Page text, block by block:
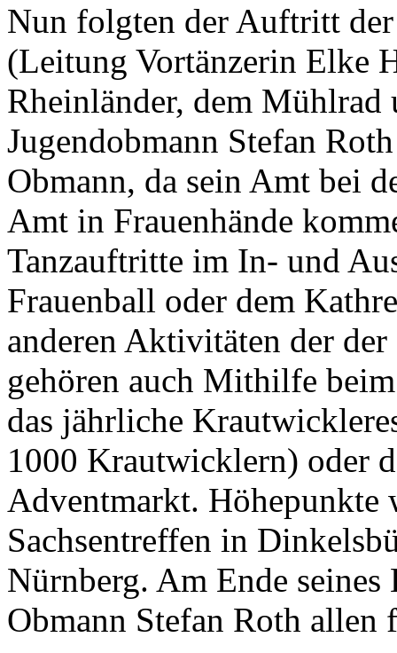
Nun folgten der Auftritt
(Leitung Vortänzerin Elke
Rheinländer, dem Mühlrad
Jugendobmann Stefan
Obmann, da sein Amt bei
Amt in Frauenhände
Tanzauftritte im In- und
Frauenball oder dem
anderen Aktivitäten der
gehören auch Mithilfe
das jährliche
1000 Krautwicklern) oder
Adventmarkt. Höhepunkte
Sachsentreffen in
Nürnberg. Am Ende seines
Obmann Stefan Roth allen